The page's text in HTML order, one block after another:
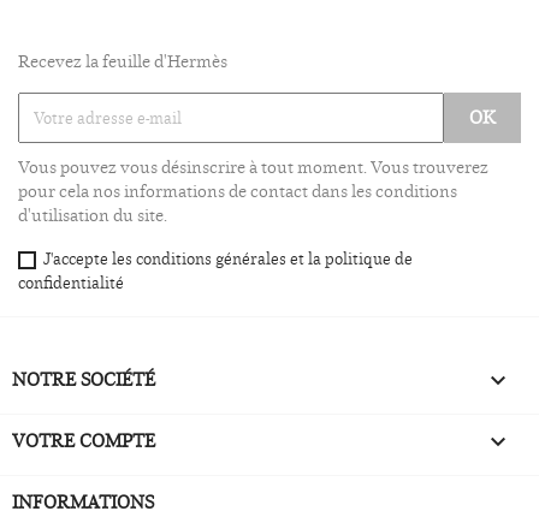
Recevez la feuille d'Hermès
Vous pouvez vous désinscrire à tout moment. Vous trouverez
pour cela nos informations de contact dans les conditions
d'utilisation du site.
J'accepte les conditions générales et la politique de
confidentialité
NOTRE SOCIÉTÉ 
VOTRE COMPTE 
INFORMATIONS